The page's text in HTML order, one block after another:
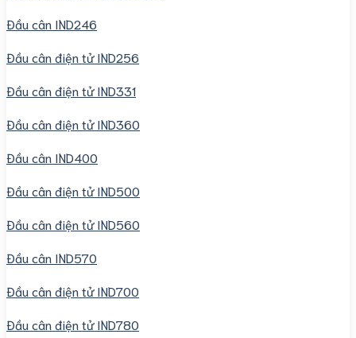
Đầu cân IND246
Đầu cân điện tử IND256
Đầu cân điện tử IND331
Đầu cân điện tử IND360
Đầu cân IND400
Đầu cân điện tử IND500
Đầu cân điện tử IND560
Đầu cân IND570
Đầu cân điện tử IND700
Đầu cân điện tử IND780